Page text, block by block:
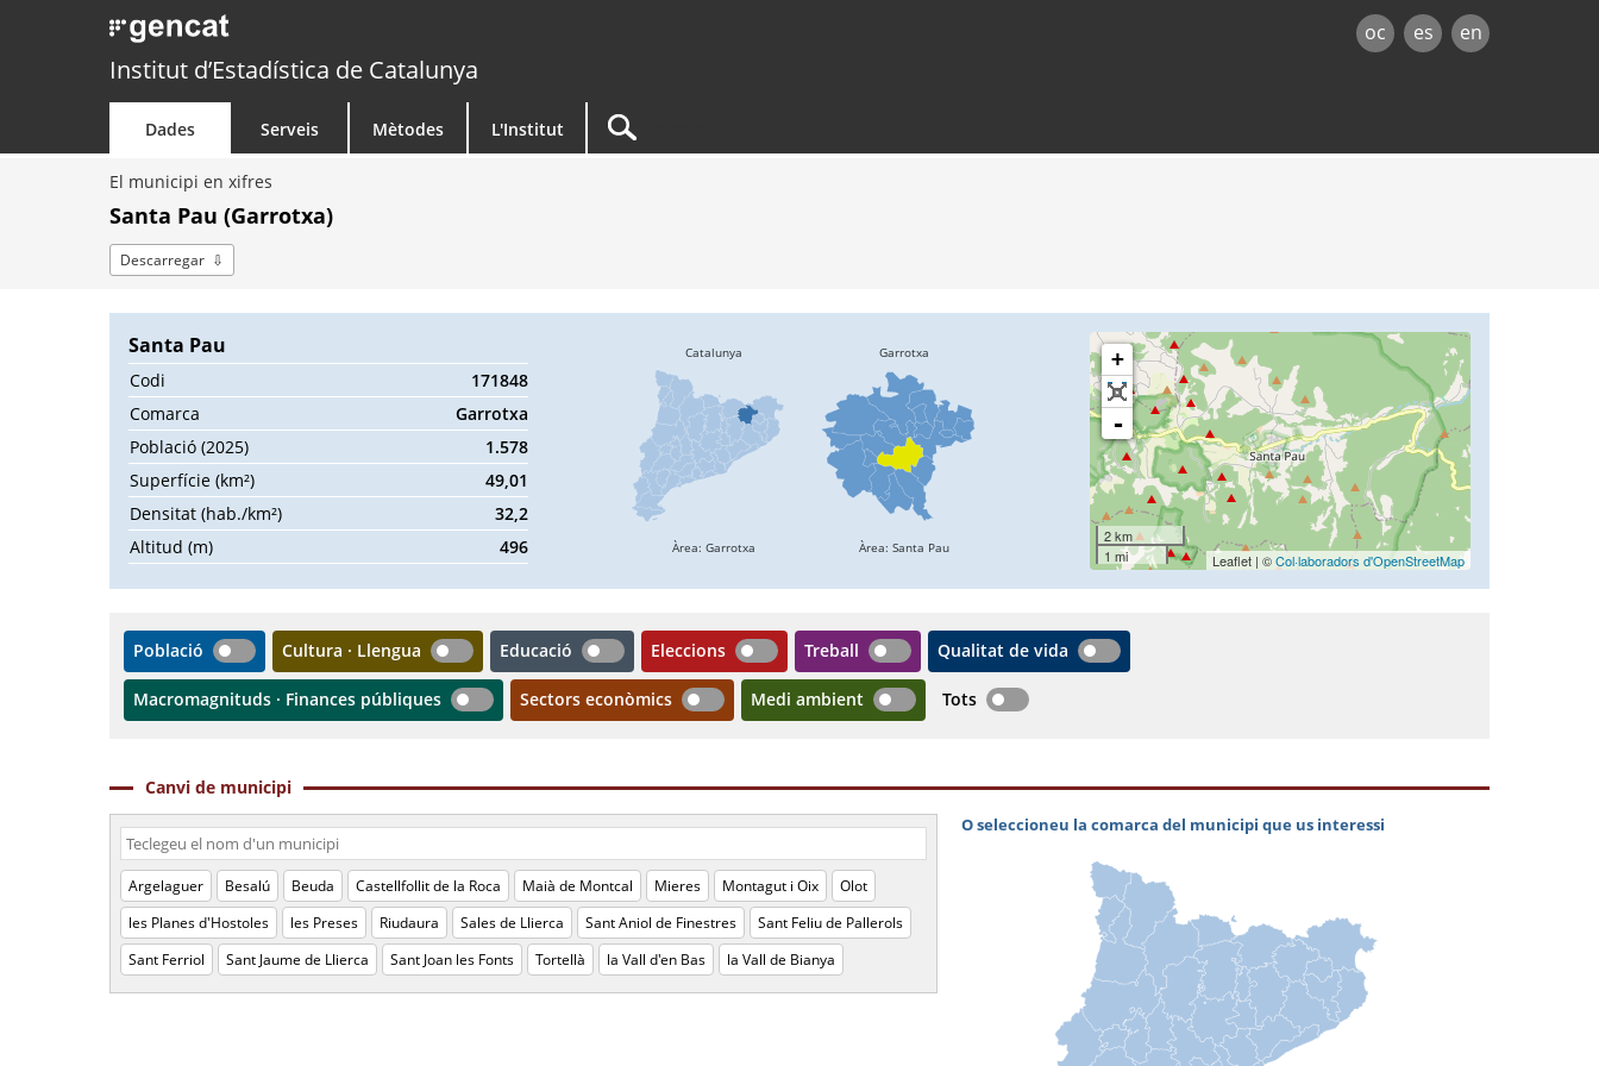
oc es en
Institut d’Estadística de Catalunya
Dades Serveis Mètodes L'Institut
El municipi en xifres
Santa Pau (Garrotxa)
Descarregar
Santa Pau
Codi
171848
Comarca
Garrotxa
Població (2025)
1.578
Superfície (km²)
49,01
Densitat (hab./km²)
32,2
Altitud (m)
496
+
-
2 km
1 mi
Leaflet | ©Col·laboradors d'OpenStreetMap
Població Cultura · Llengua Educació Eleccions Treball Qualitat de vida
Macromagnituds · Finances públiques Sectors econòmics Medi ambient Tots
Canvi de municipi
Argelaguer Besalú Beuda Castellfollit de la Roca Maià de Montcal Mieres Montagut i Oix
Olot
les Planes d'Hostoles
les Preses Riudaura Sales de Llierca Sant Aniol de Finestres
Sant Feliu de Pallerols
Sant Ferriol
Sant Jaume de Llierca Sant Joan les Fonts Tortellà la Vall d'en Bas la Vall de Bianya